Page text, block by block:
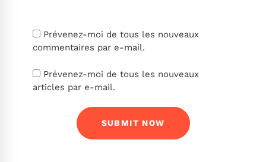
Prévenez-moi de tous les nouveaux
commentaires par e-mail.
Prévenez-moi de tous les nouveaux
articles par e-mail.